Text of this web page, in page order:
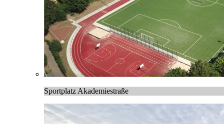
Sportplatz Akademiestraße